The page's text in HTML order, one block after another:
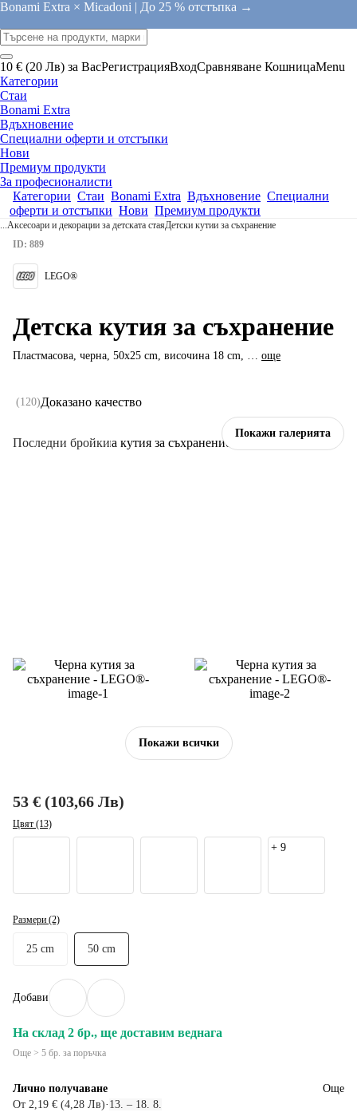
Bonami Extra × Micadoni | До 25 % отстъпка →
10 € (20 Лв) за ВасРегистрацияВходСравняване КошницаMenu
Категории
Стаи
Bonami Extra
Вдъхновение
Специални оферти и отстъпки
Нови
Премиум продукти
За професионалисти
Категории Стаи Bonami Extra Вдъхновение Специални
оферти и отстъпки Нови Премиум продукти
...Аксесоари и декорации за детската стаяДетски кутии за съхранение
Покажи галерията
Покажи всички
Последни бройки
ID: 889
LEGO®
Детска кутия за съхранение
Пластмасова, черна, 50x25 cm, височина 18 cm, … още
(120)Доказано качество
53 € (103,66 Лв)
Цвят (13)
+ 9
Размери (2)
25 cm 50 cm
Добави
На склад 2 бр., ще доставим веднага
Още > 5 бр. за поръчка
Лично получаване
От 2,19 € (4,28 Лв)· 13. – 18. 8.
Още